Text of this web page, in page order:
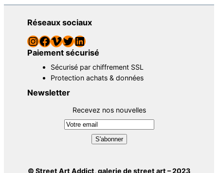
Réseaux sociaux
InstagramFacebook Vimeo Twitter LinkedIn
Paiement sécurisé
Sécurisé par chiffrement SSL
Protection achats & données
Newsletter
Recevez nos nouvelles
© Street Art Addict, galerie de street art – 2023